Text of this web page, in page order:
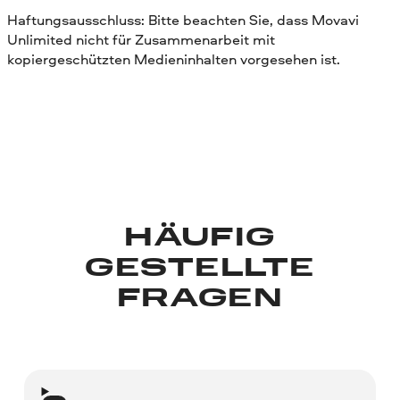
Haftungsausschluss: Bitte beachten Sie, dass Movavi
Unlimited nicht für Zusammenarbeit mit
kopiergeschützten Medieninhalten vorgesehen ist.
HÄUFIG
GESTELLTE
FRAGEN